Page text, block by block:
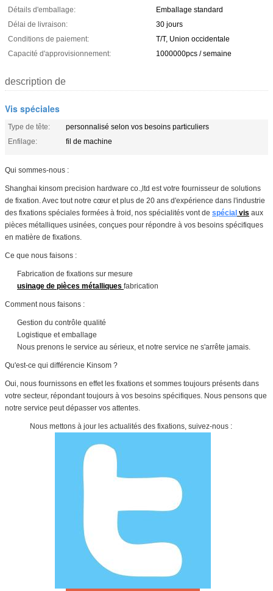
Détails d'emballage:
Emballage standard
Délai de livraison:
30 jours
Conditions de paiement:
T/T, Union occidentale
Capacité d'approvisionnement:
1000000pcs / semaine
description de
Vis spéciales
Type de tête:
personnalisé selon vos besoins particuliers
Enfilage:
fil de machine
Qui sommes-nous :
Shanghai kinsom precision hardware co.,ltd est votre fournisseur de solutions
de fixation. Avec tout notre cœur et plus de 20 ans d'expérience dans l'industrie
des fixations spéciales formées à froid, nos spécialités vont de spécial vis aux
pièces métalliques usinées, conçues pour répondre à vos besoins spécifiques
en matière de fixations.
Ce que nous faisons :
Fabrication de fixations sur mesure
usinage de pièces métalliques fabrication
Comment nous faisons :
Gestion du contrôle qualité
Logistique et emballage
Nous prenons le service au sérieux, et notre service ne s'arrête jamais.
Qu'est-ce qui différencie Kinsom ?
Oui, nous fournissons en effet les fixations et sommes toujours présents dans
votre secteur, répondant toujours à vos besoins spécifiques. Nous pensons que
notre service peut dépasser vos attentes.
Nous mettons à jour les actualités des fixations, suivez-nous :